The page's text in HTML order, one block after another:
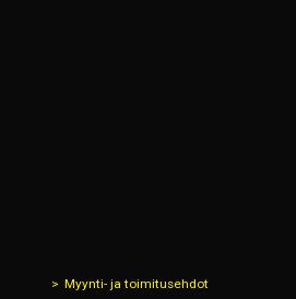
Myynti- ja toimitusehdot